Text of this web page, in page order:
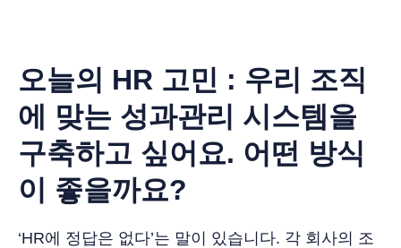
오늘의 HR 고민 : 우리 조직
에 맞는 성과관리 시스템을
구축하고 싶어요. 어떤 방식
이 좋을까요?
‘HR에 정답은 없다’는 말이 있습니다. 각 회사의 조